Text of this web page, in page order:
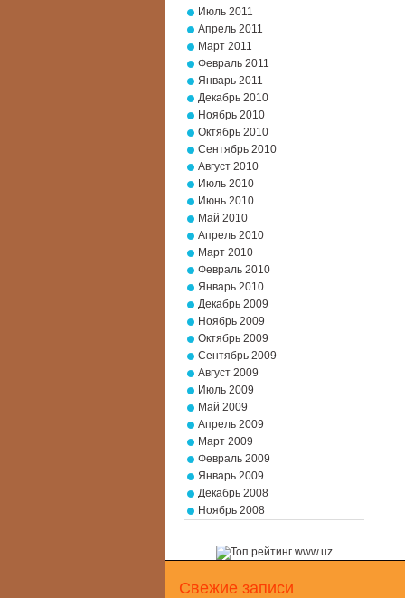
Июль 2011
Апрель 2011
Март 2011
Февраль 2011
Январь 2011
Декабрь 2010
Ноябрь 2010
Октябрь 2010
Сентябрь 2010
Август 2010
Июль 2010
Июнь 2010
Май 2010
Апрель 2010
Март 2010
Февраль 2010
Январь 2010
Декабрь 2009
Ноябрь 2009
Октябрь 2009
Сентябрь 2009
Август 2009
Июль 2009
Май 2009
Апрель 2009
Март 2009
Февраль 2009
Январь 2009
Декабрь 2008
Ноябрь 2008
Свежие записи